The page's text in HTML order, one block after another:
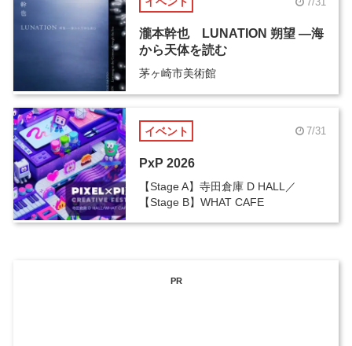
瀧本幹也 LUNATION 朔望 ―海
から天体を読む
茅ヶ崎市美術館
イベント 7/31
PxP 2026
【Stage A】寺田倉庫 D HALL／
【Stage B】WHAT CAFE
PR